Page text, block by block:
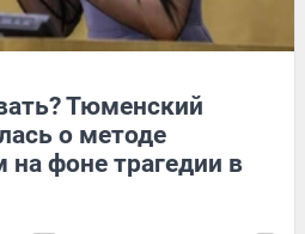
Тюменский
о методе
фоне трагедии в